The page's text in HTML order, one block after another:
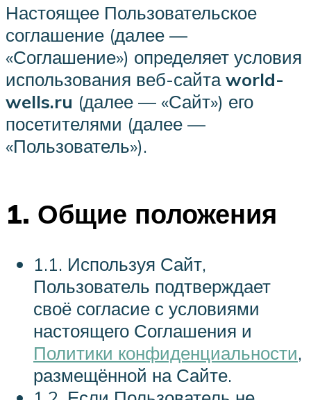
Настоящее Пользовательское
соглашение (далее —
«Соглашение») определяет условия
использования веб-сайтаworld-
wells.ru (далее — «Сайт») его
посетителями (далее —
«Пользователь»).
1. Общие положения
1.1. Используя Сайт,
Пользователь подтверждает
своё согласие с условиями
настоящего Соглашения и
Политики конфиденциальности,
размещённой на Сайте.